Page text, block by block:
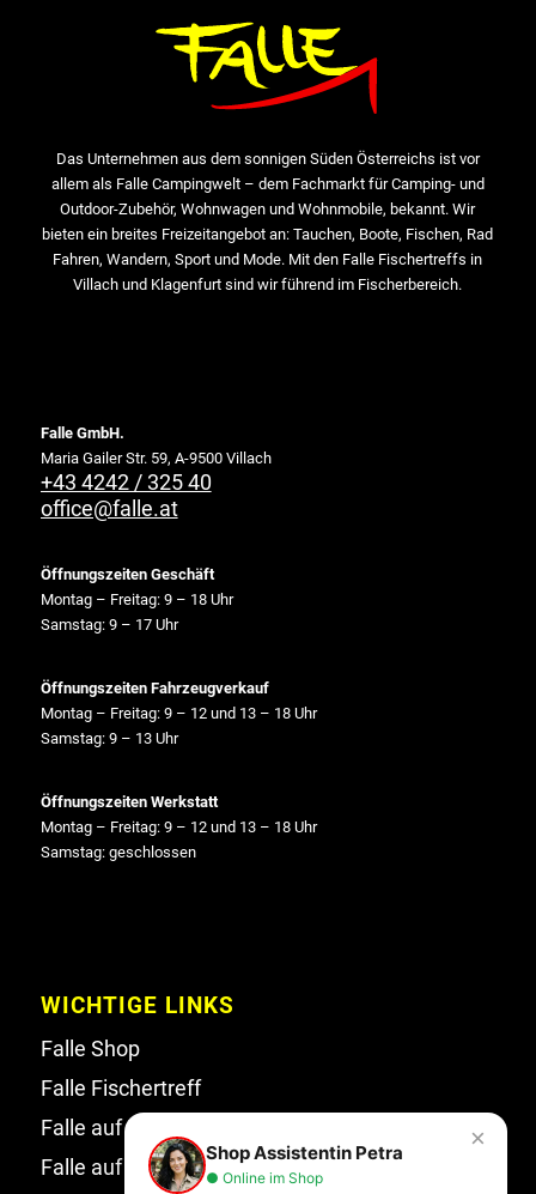
Das Unternehmen aus dem sonnigen Süden Österreichs ist vor
allem als Falle Campingwelt – dem Fachmarkt für Camping- und
Outdoor-Zubehör, Wohnwagen und Wohnmobile, bekannt. Wir
bieten ein breites Freizeitangebot an: Tauchen, Boote, Fischen, Rad
Fahren, Wandern, Sport und Mode. Mit den Falle Fischertreffs in
Villach und Klagenfurt sind wir führend im Fischerbereich.
Falle GmbH.
Maria Gailer Str. 59, A-9500 Villach
+43 4242 / 325 40
office@falle.at
Öffnungszeiten Geschäft
Montag – Freitag: 9 – 18 Uhr
Samstag: 9 – 17 Uhr
Öffnungszeiten Fahrzeugverkauf
Montag – Freitag: 9 – 12 und 13 – 18 Uhr
Samstag: 9 – 13 Uhr
Öffnungszeiten Werkstatt
Montag – Freitag: 9 – 12 und 13 – 18 Uhr
Samstag: geschlossen
WICHTIGE LINKS
Falle Shop
Falle Fischertreff
Falle auf Facebook
Falle auf Instagram
×
Shop Assistentin Petra
● Online im Shop